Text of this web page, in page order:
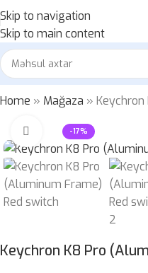
Skip to navigation
Skip to main content
Home » Mağaza »
-17%
Böyütmək üçün
Keychron K8 Pro